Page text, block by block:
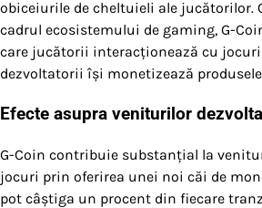
obiceiurile de cheltuieli ale jucătorilor.
cadrul ecosistemului de gaming, G-
care jucătorii interacționează cu
dezvoltatorii își monetizează
Efecte asupra veniturilor
G-Coin contribuie substanțial la
jocuri prin oferirea unei noi căi de
pot câștiga un procent din fiecare